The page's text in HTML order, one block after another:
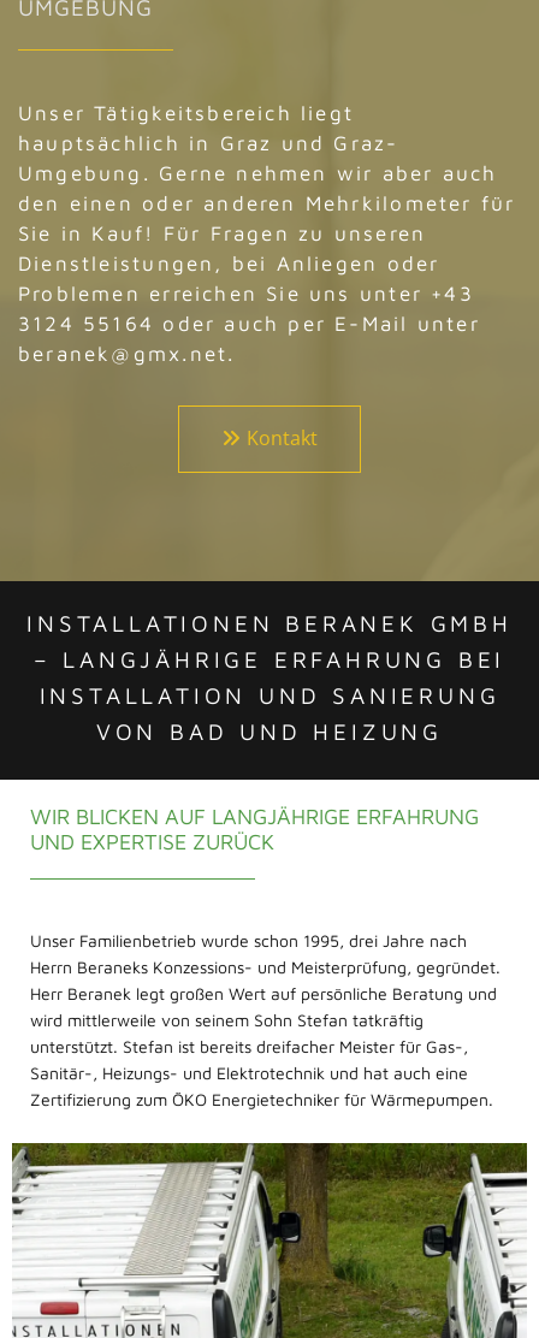
UMGEBUNG
Unser Tätigkeitsbereich liegt
hauptsächlich in Graz und Graz-
Umgebung. Gerne nehmen wir aber auch
den einen oder anderen Mehrkilometer für
Sie in Kauf! Für Fragen zu unseren
Dienstleistungen, bei Anliegen oder
Problemen erreichen Sie uns unter +43
3124 55164 oder auch per E-Mail unter
beranek@gmx.net.
Kontakt
INSTALLATIONEN BERANEK GMBH
– LANGJÄHRIGE ERFAHRUNG BEI
INSTALLATION UND SANIERUNG
VON BAD UND HEIZUNG
WIR BLICKEN AUF LANGJÄHRIGE ERFAHRUNG
UND EXPERTISE ZURÜCK
Unser Familienbetrieb wurde schon 1995, drei Jahre nach
Herrn Beraneks Konzessions- und Meisterprüfung, gegründet.
Herr Beranek legt großen Wert auf persönliche Beratung und
wird mittlerweile von seinem Sohn Stefan tatkräftig
unterstützt. Stefan ist bereits dreifacher Meister für Gas-,
Sanitär-, Heizungs- und Elektrotechnik und hat auch eine
Zertifizierung zum ÖKO Energietechniker für Wärmepumpen.